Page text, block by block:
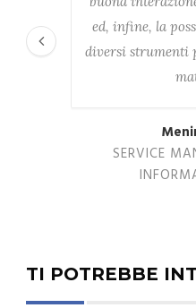
ed, infine, la
diversi strumenti
SERVICE
TI POTREBBE